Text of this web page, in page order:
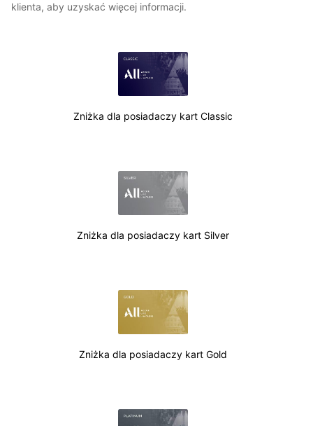
klienta, aby uzyskać więcej informacji.
Zniżka dla posiadaczy kart Classic
Zniżka dla posiadaczy kart Silver
Zniżka dla posiadaczy kart Gold